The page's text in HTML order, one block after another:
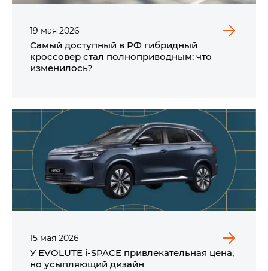
19 мая 2026
Самый доступный в РФ гибридный
кроссовер стал полноприводным: что
изменилось?
15 мая 2026
У EVOLUTE i‑SPACE привлекательная цена,
но усыпляющий дизайн